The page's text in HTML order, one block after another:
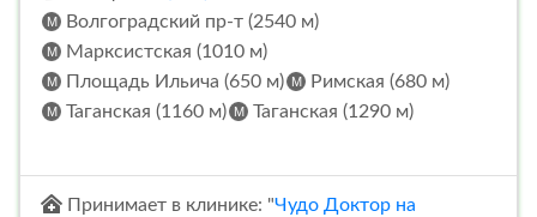
Волгоградский пр-т (2540 м)
Марксистская (1010 м)
Площадь Ильича (650 м)
Римская (680 м)
Таганская (1160 м)
Таганская (1290 м)
Принимает в клинике: "Чудо Доктор на